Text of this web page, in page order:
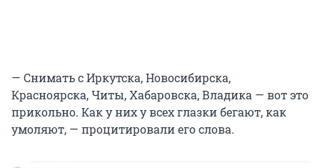
— Снимать с Иркутска, Новосибирска,
Красноярска, Читы, Хабаровска, Владика — вот это
прикольно. Как у них у всех глазки бегают, как
умоляют, — процитировали его слова.